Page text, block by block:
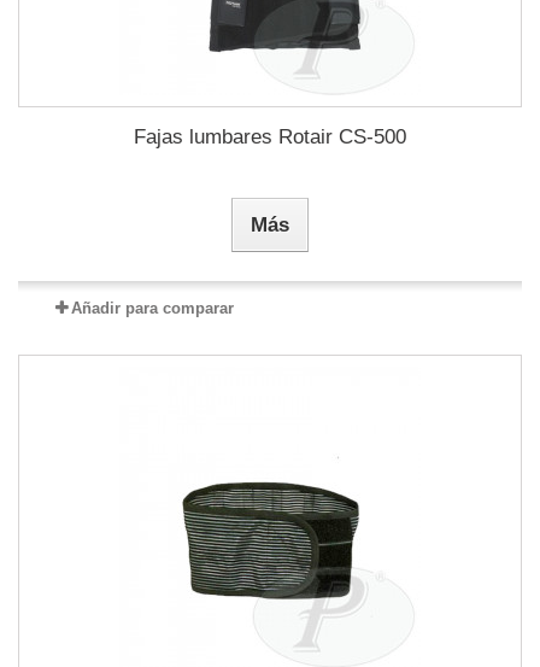
Fajas lumbares Rotair CS-500
Más
Añadir para comparar